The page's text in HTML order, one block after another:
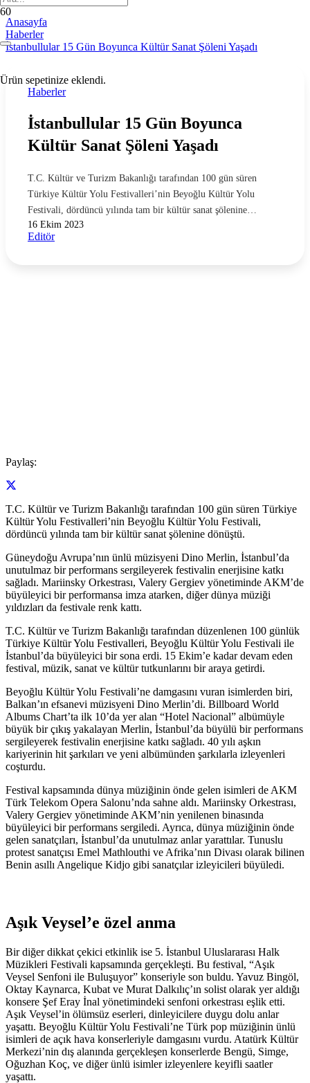
Ürün sepetinize eklendi.
Anasayfa
Haberler
İstanbullular 15 Gün Boyunca Kültür Sanat Şöleni Yaşadı
Haberler
İstanbullular 15 Gün Boyunca
Kültür Sanat Şöleni Yaşadı
T.C. Kültür ve Turizm Bakanlığı tarafından 100 gün süren
Türkiye Kültür Yolu Festivalleri’nin Beyoğlu Kültür Yolu
Festivali, dördüncü yılında tam bir kültür sanat şölenine…
16 Ekim 2023
Editör
Paylaş:
T.C. Kültür ve Turizm Bakanlığı tarafından 100 gün süren Türkiye
Kültür Yolu Festivalleri’nin Beyoğlu Kültür Yolu Festivali,
dördüncü yılında tam bir kültür sanat şölenine dönüştü.
Güneydoğu Avrupa’nın ünlü müzisyeni Dino Merlin, İstanbul’da
unutulmaz bir performans sergileyerek festivalin enerjisine katkı
sağladı. Mariinsky Orkestrası, Valery Gergiev yönetiminde AKM’de
büyüleyici bir performansa imza atarken, diğer dünya müziği
yıldızları da festivale renk kattı.
T.C. Kültür ve Turizm Bakanlığı tarafından düzenlenen 100 günlük
Türkiye Kültür Yolu Festivalleri, Beyoğlu Kültür Yolu Festivali ile
İstanbul’da büyüleyici bir sona erdi. 15 Ekim’e kadar devam eden
festival, müzik, sanat ve kültür tutkunlarını bir araya getirdi.
Beyoğlu Kültür Yolu Festivali’ne damgasını vuran isimlerden biri,
Balkan’ın efsanevi müzisyeni Dino Merlin’di. Billboard World
Albums Chart’ta ilk 10’da yer alan “Hotel Nacional” albümüyle
büyük bir çıkış yakalayan Merlin, İstanbul’da büyülü bir performans
sergileyerek festivalin enerjisine katkı sağladı. 40 yılı aşkın
kariyerinin hit şarkıları ve yeni albümünden şarkılarla izleyenleri
coşturdu.
Festival kapsamında dünya müziğinin önde gelen isimleri de AKM
Türk Telekom Opera Salonu’nda sahne aldı. Mariinsky Orkestrası,
Valery Gergiev yönetiminde AKM’nin yenilenen binasında
büyüleyici bir performans sergiledi. Ayrıca, dünya müziğinin önde
gelen sanatçıları, İstanbul’da unutulmaz anlar yarattılar. Tunuslu
protest sanatçısı Emel Mathlouthi ve Afrika’nın Divası olarak bilinen
Benin asıllı Angelique Kidjo gibi sanatçılar izleyicileri büyüledi.
Aşık Veysel’e özel anma
Bir diğer dikkat çekici etkinlik ise 5. İstanbul Uluslararası Halk
Müzikleri Festivali kapsamında gerçekleşti. Bu festival, “Aşık
Veysel Senfoni ile Buluşuyor” konseriyle son buldu. Yavuz Bingöl,
Oktay Kaynarca, Kubat ve Murat Dalkılıç’ın solist olarak yer aldığı
konsere Şef Eray İnal yönetimindeki senfoni orkestrası eşlik etti.
Aşık Veysel’in ölümsüz eserleri, dinleyicilere duygu dolu anlar
yaşattı. Beyoğlu Kültür Yolu Festivali’ne Türk pop müziğinin ünlü
isimleri de açık hava konserleriyle damgasını vurdu. Atatürk Kültür
Merkezi’nin dış alanında gerçekleşen konserlerde Bengü, Simge,
Oğuzhan Koç, ve diğer ünlü isimler izleyenlere keyifli saatler
yaşattı.